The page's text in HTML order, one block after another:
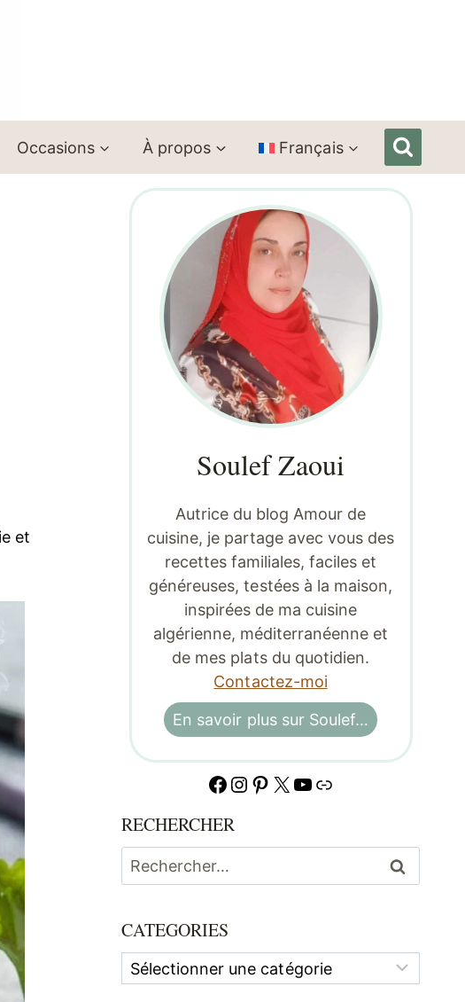
Occasions À propos Français
et
Soulef Zaoui
Autrice du blog Amour de
cuisine, je partage avec vous des
recettes familiales, faciles et
généreuses, testées à la maison,
inspirées de ma cuisine
algérienne, méditerranéenne et
de mes plats du quotidien.
Contactez-moi
En savoir plus sur Soulef…
Facebook
Instagram
Pinterest
X YouTube
Lien
RECHERCHER
Rechercher :
CATEGORIES
Categories